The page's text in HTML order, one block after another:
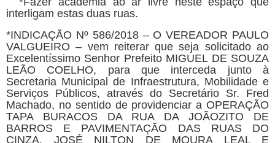
interligam estas duas ruas.
*INDICAÇÃO Nº 586/2018 – O VEREADOR PAULO
VALGUEIRO – vem reiterar que seja solicitado ao
Excelentíssimo Senhor Prefeito MIGUEL DE SOUZA
LEÃO COELHO, para que interceda junto à
Secretaria Municipal de Infraestrutura, Mobilidade e
Serviços Públicos, através do Secretário Sr. Fred
Machado, no sentido de providenciar a OPERAÇÃO
TAPA BURACOS DA RUA DA JOÃOZITO DE
BARROS E PAVIMENTAÇÃO DAS RUAS DO
CINZA, JOSÉ NILTON DE MOURA LEAL E